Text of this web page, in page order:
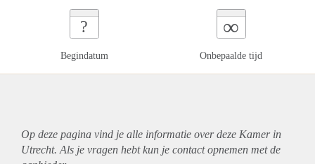
?
Begindatum
∞
Onbepaalde tijd
Op deze pagina vind je alle informatie over deze Kamer in
Utrecht. Als je vragen hebt kun je contact opnemen met de